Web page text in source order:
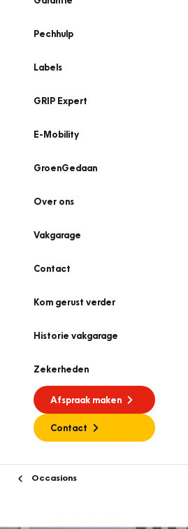
Pechhulp
Labels
GRIP Expert
E-Mobility
GroenGedaan
Over ons
Vakgarage
Contact
Kom gerust verder
Historie vakgarage
Zekerheden
Afspraak maken
Contact
Occasions